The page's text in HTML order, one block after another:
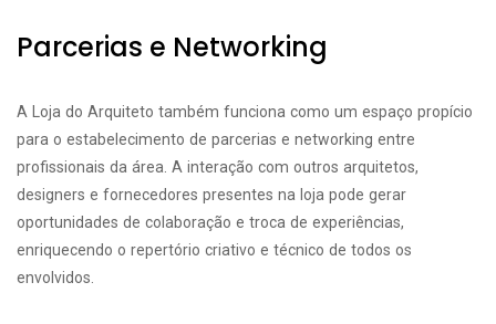
Parcerias e Networking
A Loja do Arquiteto também funciona como um espaço propício
para o estabelecimento de parcerias e networking entre
profissionais da área. A interação com outros arquitetos,
designers e fornecedores presentes na loja pode gerar
oportunidades de colaboração e troca de experiências,
enriquecendo o repertório criativo e técnico de todos os
envolvidos.